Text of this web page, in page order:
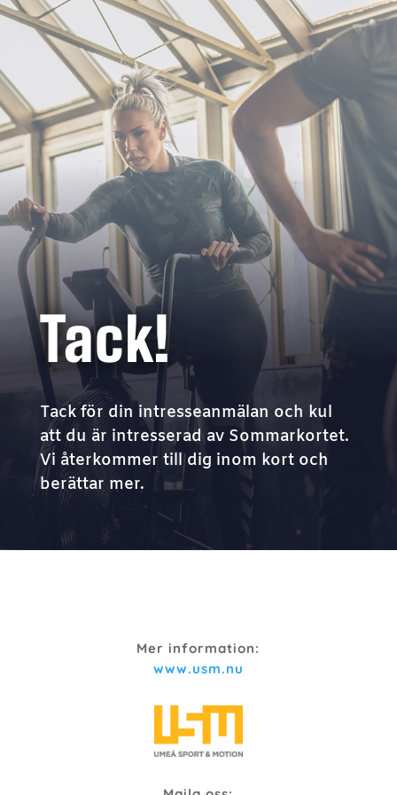
Tack!
Tack för din intresseanmälan och kul
att du är intresserad av Sommarkortet.
Vi återkommer till dig inom kort och
berättar mer.
Mer information:
www.usm.nu